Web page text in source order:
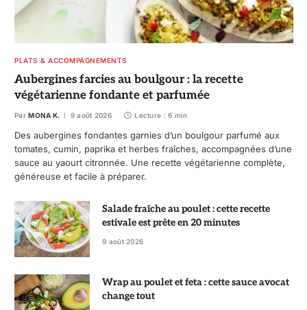
PLATS & ACCOMPAGNEMENTS
Aubergines farcies au boulgour : la recette
végétarienne fondante et parfumée
Par MONA K. 9 août 2026 Lecture : 6 min
Des aubergines fondantes garnies d’un boulgour parfumé aux
tomates, cumin, paprika et herbes fraîches, accompagnées d’une
sauce au yaourt citronnée. Une recette végétarienne complète,
généreuse et facile à préparer.
Salade fraîche au poulet : cette recette
estivale est prête en 20 minutes
9 août 2026
Wrap au poulet et feta : cette sauce avocat
change tout